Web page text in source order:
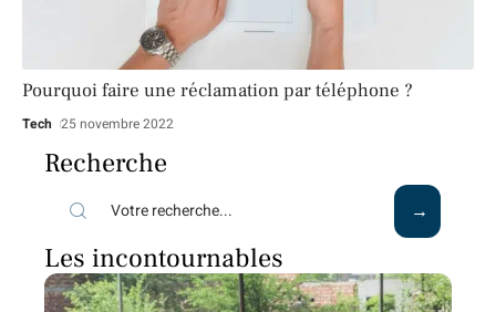
Pourquoi faire une réclamation par téléphone ?
Tech 25 novembre 2022
Recherche
Les incontournables